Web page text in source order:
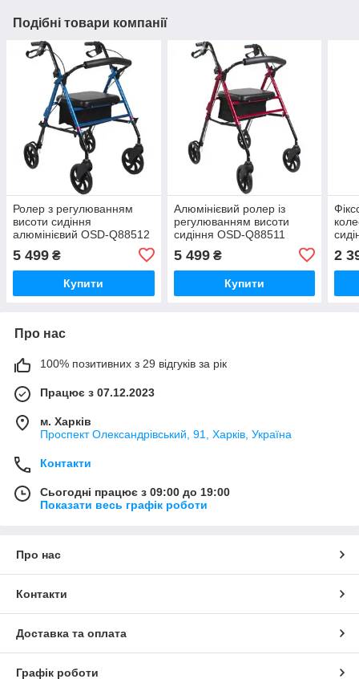
Подібні товари компанії
Ролер з регулюванням
висоти сидіння
алюмінієвий OSD-Q88512
5 499 ₴
Купити
Алюмінієвий ролер із
регулюванням висоти
сидіння OSD-Q88511
136 кг
5 499₴
Купити
2
Про нас
100% позитивних з 29 відгуків за рік
Працює з 07.12.2023
м. Харків
Проспект Олександрівський, 91, Харків, Україна
Контакти
Сьогодні працює з 09:00 до 19:00
Показати весь графік роботи
Про нас
Контакти
Доставка та оплата
Графік роботи